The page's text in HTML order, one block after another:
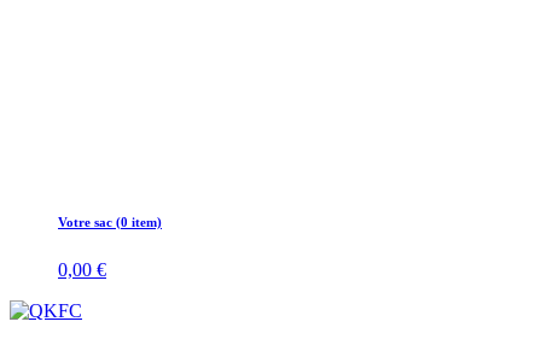
Votre sac (0 item)
0,00 €